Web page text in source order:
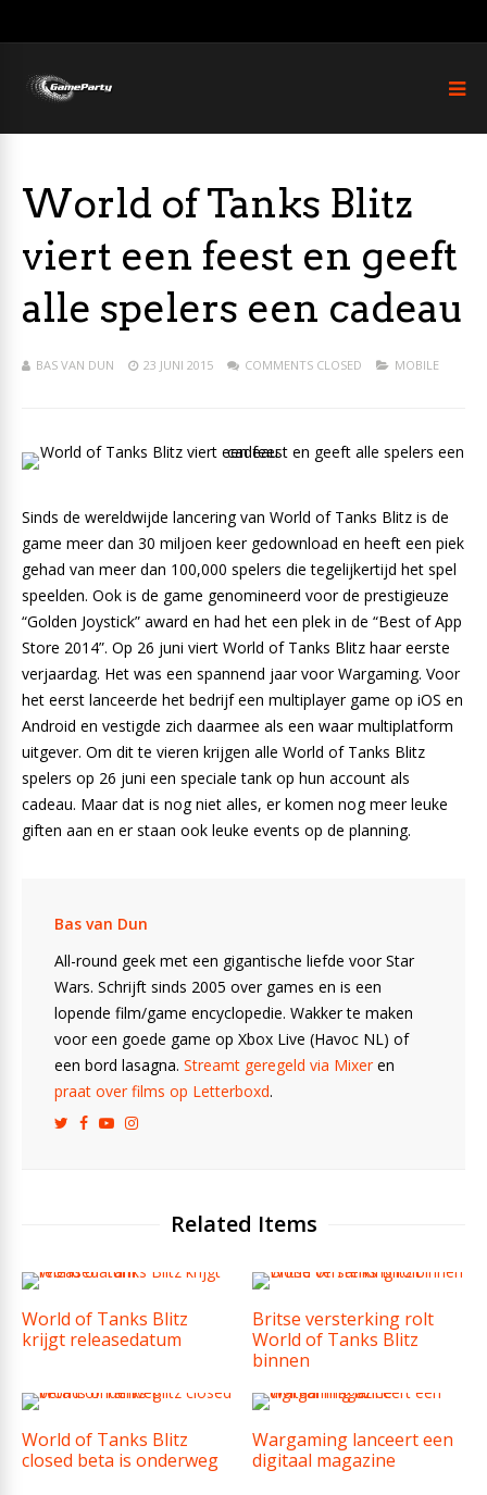
World of Tanks Blitz
viert een feest en geeft
alle spelers een cadeau
BAS VAN DUN 23 JUNI 2015 COMMENTS CLOSED MOBILE
Sinds de wereldwijde lancering van World of Tanks Blitz is de
game meer dan 30 miljoen keer gedownload en heeft een piek
gehad van meer dan 100,000 spelers die tegelijkertijd het spel
speelden. Ook is de game genomineerd voor de prestigieuze
“Golden Joystick” award en had het een plek in de “Best of App
Store 2014”. Op 26 juni viert World of Tanks Blitz haar eerste
verjaardag. Het was een spannend jaar voor Wargaming. Voor
het eerst lanceerde het bedrijf een multiplayer game op iOS en
Android en vestigde zich daarmee als een waar multiplatform
uitgever. Om dit te vieren krijgen alle World of Tanks Blitz
spelers op 26 juni een speciale tank op hun account als
cadeau. Maar dat is nog niet alles, er komen nog meer leuke
giften aan en er staan ook leuke events op de planning.
Bas van Dun
All-round geek met een gigantische liefde voor Star
Wars. Schrijft sinds 2005 over games en is een
lopende film/game encyclopedie. Wakker te maken
voor een goede game op Xbox Live (Havoc NL) of
een bord lasagna. Streamt geregeld via Mixeren
praat over films op Letterboxd.
Related Items
World of Tanks Blitz
krijgt releasedatum
Britse versterking rolt
World of Tanks Blitz
binnen
World of Tanks Blitz
closed beta is onderweg
Wargaming lanceert een
digitaal magazine